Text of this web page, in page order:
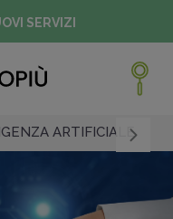
SERVIZI
ARTIFICIALE